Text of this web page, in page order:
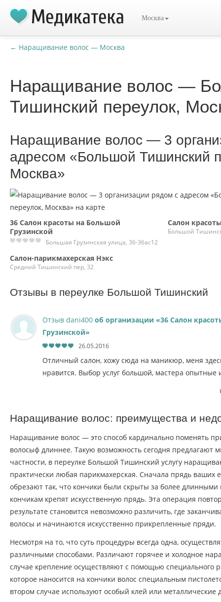
Москва
← Наращивание волос — Москва
Наращивание волос —
Тишинский переулок,
Наращивание волос — 3
адресом «Большой Тишинский
Москва»
36 Салон красоты на Большой
Грузинской
Большая Грузинская улица, 36-36ас12
Салон-парикмахерская Нэкс
Средний Тишинский пер, 32
Салон
Большой
Отзывы в переулке Большой Тишинский
Отзыв dani400 об организации «36 Салон
Грузинской»
26.05.2016
Отличный салон, хожу сюда на маникюр, меня
нравится. Выбор услуг большой, мастера опытные
Наращивание волос: преимущества и
Наращивание волос — это способ кардинально поменять
волосыф длиннее. Такую возможность сегодня предлагают
частности, в переулке Большой Тишинский услугу
практически любая парикмахерская. Сначала прядь ваших
обрезают так, что кончики были скрыты за более
кончикам крепят искусственную прядь. Эта операция
результате становится невозможно различить, где
волосы и начинаются искусственно прикрепленные пряди.
Несмотря на то, что суть процедуры всегда одна,
различными способами. Различают горячее и холодное
случае крепление осуществляют с помощью специального
которое наносится на кончики волос специальным
втором случае используют особый клей или металлические